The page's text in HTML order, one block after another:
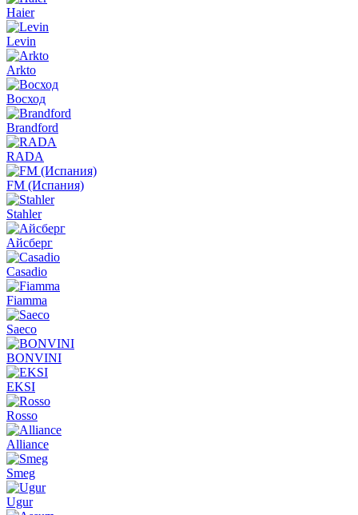
Haier
Levin
Arkto
Восход
Brandford
RADA
FM (Испания)
Stahler
Айсберг
Casadio
Fiamma
Saeco
BONVINI
EKSI
Rosso
Alliance
Smeg
Ugur